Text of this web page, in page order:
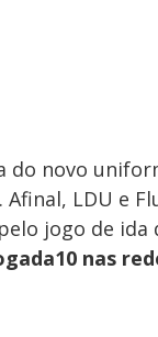
do novo
Afinal, LDU e
jogo de ida
nas